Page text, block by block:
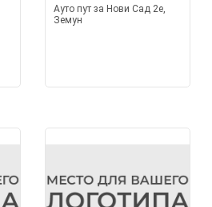
Ауто пут за Нови Сад 2е,
Земун